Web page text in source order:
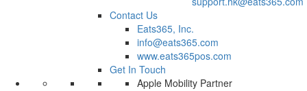
Contact Us
Eats365, Inc.
info@eats365.com
www.eats365pos.com
Get In Touch
Apple Mobility Partner